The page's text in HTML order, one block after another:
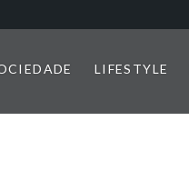
LIFESTYLE